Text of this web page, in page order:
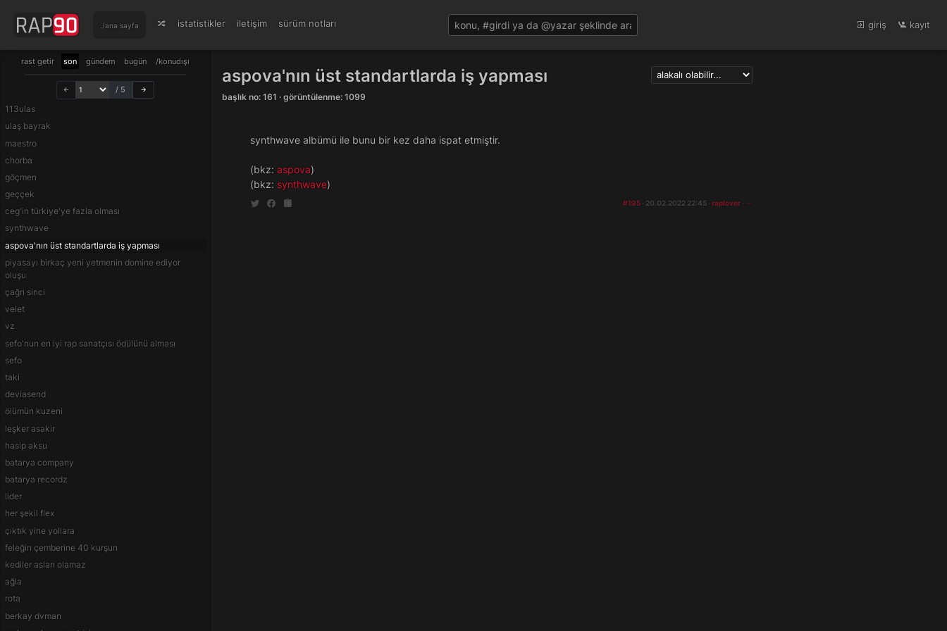
rast getir son gündem bugün /konudışı
/ 5
113ulas
ulaş bayrak
maestro
chorba
göçmen
geççek
ceg'in türkiye'ye fazla olması
synthwave
aspova'nın üst standartlarda iş yapması
piyasayı birkaç yeni yetmenin domine ediyor
oluşu
çağrı sinci
velet
vz
sefo'nun en iyi rap sanatçısı ödülünü alması
sefo
taki
deviasend
ölümün kuzeni
leşker asakir
hasip aksu
batarya company
batarya recordz
lider
her şekil flex
çıktık yine yollara
feleğin çemberine 40 kurşun
kediler aslan olamaz
ağla
rota
berkay dvman
./ana sayfa istatistikler iletişim sürüm notları giriş kayıt
aspova'nın üst standartlarda iş yapması
başlık no: 161 · görüntülenme: 1099
synthwave albümü ile bunu bir kez daha ispat etmiştir.
(bkz: aspova)
(bkz: synthwave)
#195 · 20.02.2022 22:45 · raplover ·